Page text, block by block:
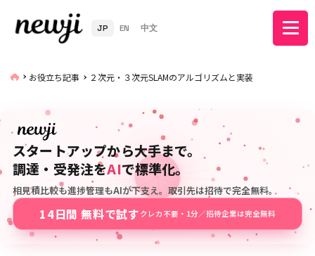
JP EN 中文
お役立ち記事 ２次元・３次元SLAMのアルゴリズムと実装
スタートアップから大手まで。
調達・受発注をAIで標準化。
相見積比較も進捗管理もAIが下支え。取引先は招待で完全無料。
14日間 無料で試す クレカ不要・1分／招待企業は完全無料